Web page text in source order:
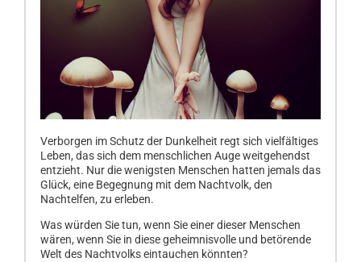
Verborgen im Schutz der Dunkelheit regt sich vielfältiges
Leben, das sich dem menschlichen Auge weitgehendst
entzieht. Nur die wenigsten Menschen hatten jemals das
Glück, eine Begegnung mit dem Nachtvolk, den
Nachtelfen, zu erleben.
Was würden Sie tun, wenn Sie einer dieser Menschen
wären, wenn Sie in diese geheimnisvolle und betörende
Welt des Nachtvolks eintauchen könnten?